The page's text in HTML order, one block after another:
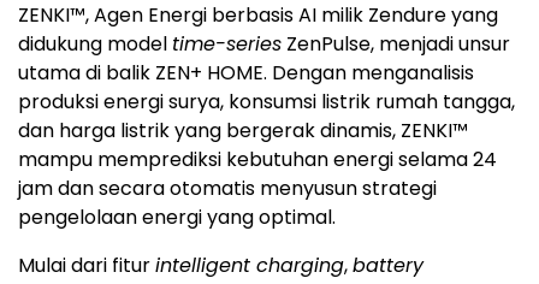
ZENKI™, Agen Energi berbasis AI milik Zendure yang
didukung model time-series ZenPulse, menjadi unsur
utama di balik ZEN+ HOME. Dengan menganalisis
produksi energi surya, konsumsi listrik rumah tangga,
dan harga listrik yang bergerak dinamis, ZENKI™
mampu memprediksi kebutuhan energi selama 24
jam dan secara otomatis menyusun strategi
pengelolaan energi yang optimal.
Mulai dari fiturintelligent charging,battery